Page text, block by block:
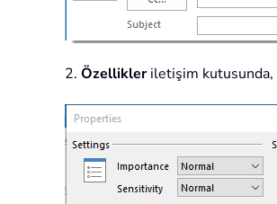
2. Özellikleriletişim kutusunda,